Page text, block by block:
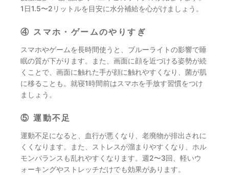
1日1.5〜2リットルを目安に水分補給を心がけましょう。
④ スマホ・ゲームのやりすぎ
スマホやゲームを長時間使うと、ブルーライトの影響で睡
眠の質が下がります。また、画面に顔を近づける姿勢が続
くことで、画面に触れた手が顔に触れやすくなり、菌が肌
に移ることも。就寝1時間前はスマホを手放す習慣をつけ
ましょう。
⑤ 運動不足
運動不足になると、血行が悪くなり、老廃物が排出されに
くくなります。また、ストレスが溜まりやすくなり、ホル
モンバランスも乱れやすくなります。週2〜3回、軽いウ
ォーキングやストレッチだけでも効果があります。